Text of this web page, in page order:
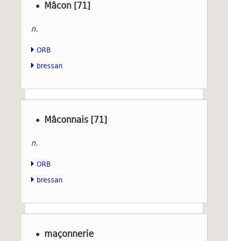
Mâcon [71]
n.
ORB
bressan
Mâconnais [71]
n.
ORB
bressan
maçonnerie